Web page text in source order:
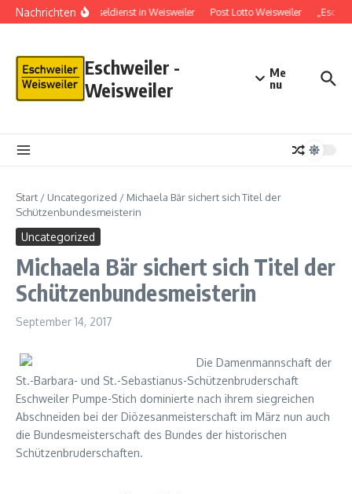
NachrichtenSchlüsseldienst in Weisweiler Post Lotto Weisweiler
Eschweiler -
Weisweiler
Me
nu
Start / Uncategorized / Michaela Bär sichert sich Titel der
Schützenbundesmeisterin
Uncategorized
Michaela Bär sichert sich Titel der
Schützenbundesmeisterin
September 14, 2017
Die Damenmannschaft der
St.-Barbara- und St.-Sebastianus-Schützenbruderschaft
Eschweiler Pumpe-Stich dominierte nach ihrem siegreichen
Abschneiden bei der Diözesanmeisterschaft im März nun auch
die Bundesmeisterschaft des Bundes der historischen
Schützenbruderschaften.